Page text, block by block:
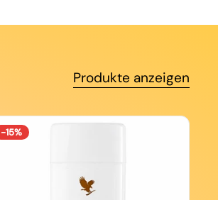
Produkte anzeigen
-15%